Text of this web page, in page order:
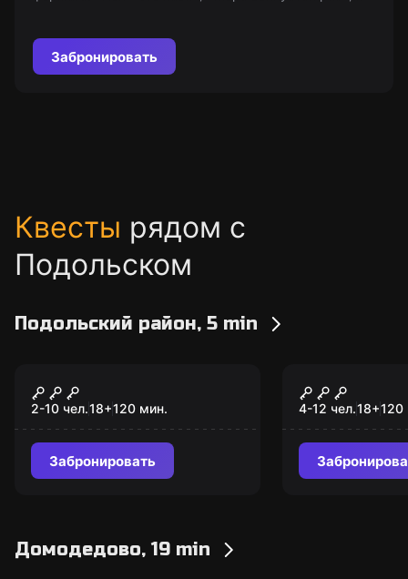
Забронировать
Квесты рядом с
Подольском
Подольский район, 5 min
Ум на разум
2-10 чел.18+120 мин.
Забронировать
4-12 чел.18+120
Домодедово, 19 min